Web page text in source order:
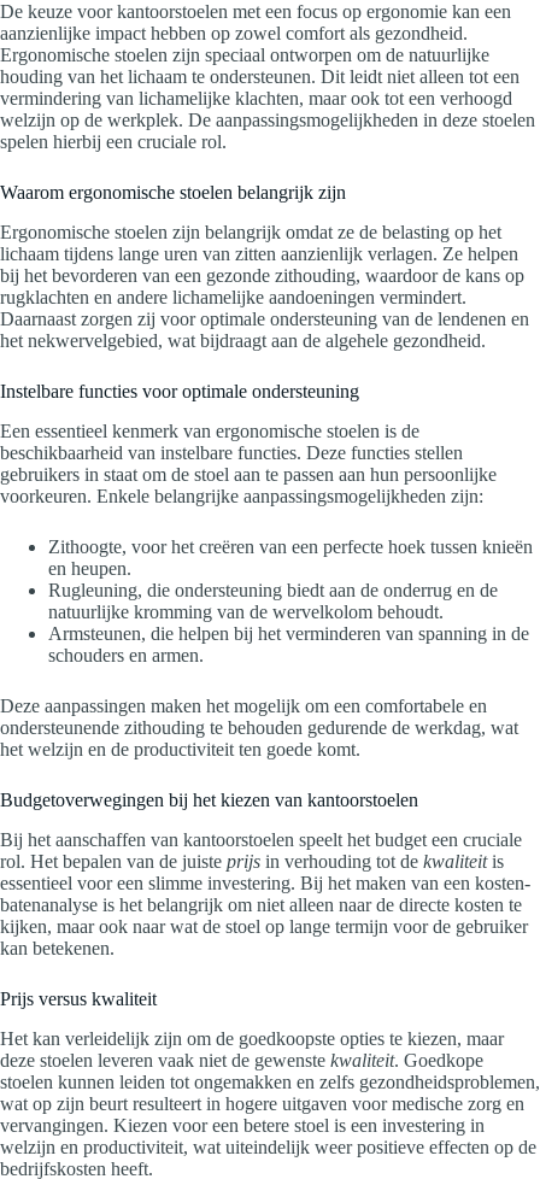
De keuze voor kantoorstoelen met een focus op ergonomie kan een
aanzienlijke impact hebben op zowel comfort als gezondheid.
Ergonomische stoelen zijn speciaal ontworpen om de natuurlijke
houding van het lichaam te ondersteunen. Dit leidt niet alleen tot een
vermindering van lichamelijke klachten, maar ook tot een verhoogd
welzijn op de werkplek. De aanpassingsmogelijkheden in deze stoelen
spelen hierbij een cruciale rol.
Waarom ergonomische stoelen belangrijk zijn
Ergonomische stoelen zijn belangrijk omdat ze de belasting op het
lichaam tijdens lange uren van zitten aanzienlijk verlagen. Ze helpen
bij het bevorderen van een gezonde zithouding, waardoor de kans op
rugklachten en andere lichamelijke aandoeningen vermindert.
Daarnaast zorgen zij voor optimale ondersteuning van de lendenen en
het nekwervelgebied, wat bijdraagt aan de algehele gezondheid.
Instelbare functies voor optimale ondersteuning
Een essentieel kenmerk van ergonomische stoelen is de
beschikbaarheid van instelbare functies. Deze functies stellen
gebruikers in staat om de stoel aan te passen aan hun persoonlijke
voorkeuren. Enkele belangrijke aanpassingsmogelijkheden zijn:
Zithoogte, voor het creëren van een perfecte hoek tussen knieën
en heupen.
Rugleuning, die ondersteuning biedt aan de onderrug en de
natuurlijke kromming van de wervelkolom behoudt.
Armsteunen, die helpen bij het verminderen van spanning in de
schouders en armen.
Deze aanpassingen maken het mogelijk om een comfortabele en
ondersteunende zithouding te behouden gedurende de werkdag, wat
het welzijn en de productiviteit ten goede komt.
Budgetoverwegingen bij het kiezen van kantoorstoelen
Bij het aanschaffen van kantoorstoelen speelt het budget een cruciale
rol. Het bepalen van de juiste prijs in verhouding tot de kwaliteitis
essentieel voor een slimme investering. Bij het maken van een kosten-
batenanalyse is het belangrijk om niet alleen naar de directe kosten te
kijken, maar ook naar wat de stoel op lange termijn voor de gebruiker
kan betekenen.
Prijs versus kwaliteit
Het kan verleidelijk zijn om de goedkoopste opties te kiezen, maar
deze stoelen leveren vaak niet de gewenste kwaliteit. Goedkope
stoelen kunnen leiden tot ongemakken en zelfs gezondheidsproblemen,
wat op zijn beurt resulteert in hogere uitgaven voor medische zorg en
vervangingen. Kiezen voor een betere stoel is een investering in
welzijn en productiviteit, wat uiteindelijk weer positieve effecten op de
bedrijfskosten heeft.